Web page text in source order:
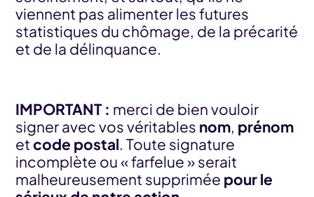
viennent pas alimenter les futures
statistiques du chômage, de la précarité
et de la délinquance.
IMPORTANT : merci de bien vouloir
signer avec vos véritables nom, prénom
etcode postal. Toute signature
incomplète ou « farfelue » serait
malheureusement supprimée pour le